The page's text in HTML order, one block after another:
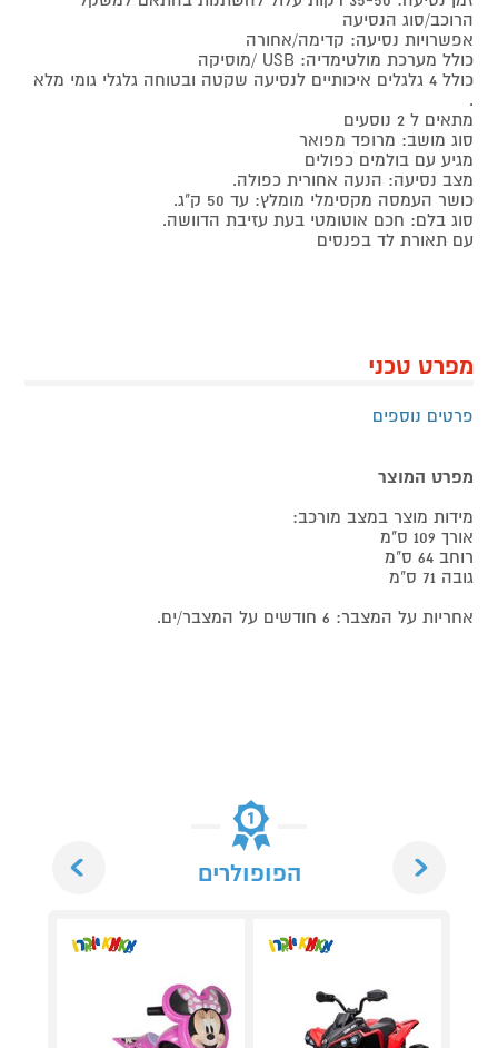
הרוכב/סוג הנסיעה
אפשרויות נסיעה: קדימה/אחורה
כולל מערכת מולטימדיה: USB /מוסיקה
כולל 4 גלגלים איכותיים לנסיעה שקטה ובטוחה גלגלי גומי מלא
.
מתאים ל 2 נוסעים
סוג מושב: מרופד מפואר
מגיע עם בולמים כפולים
מצב נסיעה: הנעה אחורית כפולה.
כושר העמסה מקסימלי מומלץ: עד 50 ק"ג.
סוג בלם: חכם אוטומטי בעת עזיבת הדוושה.
עם תאורת לד בפנסים
מפרט טכני
פרטים נוספים
מפרט המוצר
מידות מוצר במצב מורכב:
אורך 109 ס"מ
רוחב 64 ס"מ
גובה 71 ס"מ
אחריות על המצבר: 6 חודשים על המצבר/ים.
הפופולרים